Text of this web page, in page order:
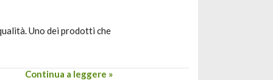
Uno dei prodotti che
Continua a leggere »